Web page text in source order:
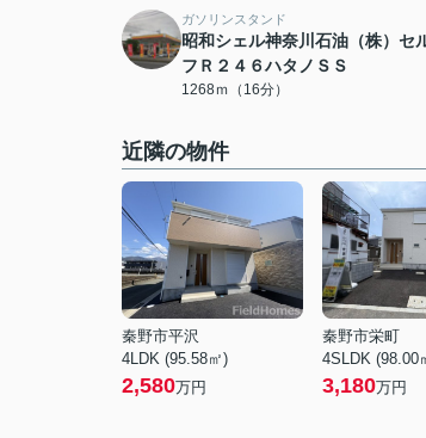
ガソリンスタンド
昭和シェル神奈川石油（株）セ
フＲ２４６ハタノＳＳ
1268ｍ（16分）
近隣の物件
秦野市平沢
4LDK (95.58㎡)
2,580万円
秦野市栄町
4SLDK (98.00
3,180万円